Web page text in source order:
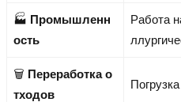
🏭 Промышленн
ость
Работа
🗑️ Переработка о
тходов